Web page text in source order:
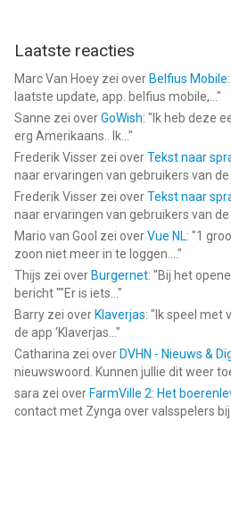
Laatste reacties
Marc Van Hoey zei over Belfius Mobile
laatste update, app. belfius mobile,... "
Sanne zei overGoWish: " Ik heb deze
erg Amerikaans.. Ik... "
Frederik Visser zei overTekst naar
naar ervaringen van gebruikers van de
Frederik Visser zei overTekst naar
naar ervaringen van gebruikers van de
Mario van Gool zei overVue NL: "1
zoon niet meer in te loggen.... "
Thijs zei over Burgernet: "Bij het
bericht ""Er is iets... "
Barry zei over Klaverjas: " Ik speel met
de app ‘Klaverjas... "
Catharina zei over DVHN - Nieuws &
nieuwswoord. Kunnen jullie dit weer
sara zei over FarmVille 2: Het
contact met Zynga over valsspelers bij